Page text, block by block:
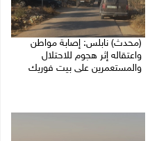
(محدث) نابلس: إصابة مواطن
واعتقاله إثر هجوم للاحتلال
والمستعمرين على بيت فوريك